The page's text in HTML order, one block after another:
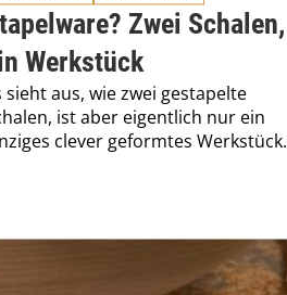
Zwei Schalen,
Werkstück
sieht aus, wie zwei gestapelte
ist aber eigentlich nur ein
clever geformtes Werkstück.